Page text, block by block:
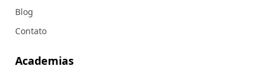
Blog
Contato
Academias